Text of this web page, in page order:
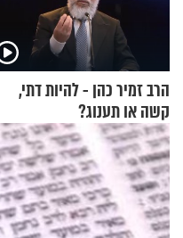
הרב זמיר כהן - להיות דתי,
קשה או תענוג?